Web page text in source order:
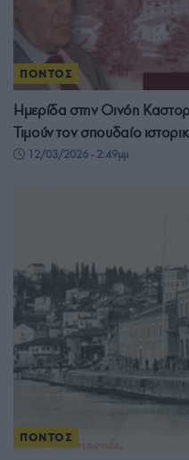
ΠΟΝΤΟΣ
Ημερίδα στην Οινόη
Τιμούν τον σπουδαίο
12/03/2026 - 2:49μμ
ΠΟΝΤΟΣ